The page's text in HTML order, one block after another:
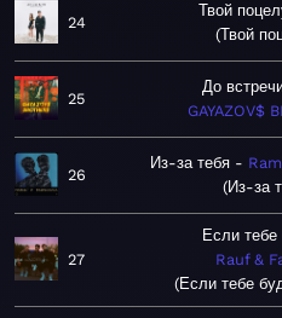
24
Твой
Твой
25
До
GAYAZOV$
26
Из-за тебя
Из-за
27
Если тебе
Rauf &
Если тебе